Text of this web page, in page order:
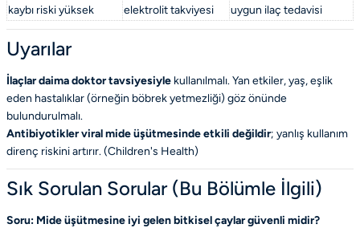
kaybı riski yüksek
elektrolit takviyesi
uygun ilaç tedavisi
Uyarılar
İlaçlar daima doktor tavsiyesiyle kullanılmalı. Yan etkiler, yaş, eşlik
eden hastalıklar (örneğin böbrek yetmezliği) göz önünde
bulundurulmalı.
Antibiyotikler viral mide üşütmesinde etkili değildir; yanlış kullanım
direnç riskini artırır. (Children's Health)
Sık Sorulan Sorular (Bu Bölümle İlgili)
Soru: Mide üşütmesine iyi gelen bitkisel çaylar güvenli midir?